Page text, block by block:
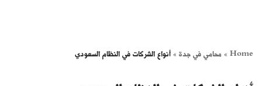
Home
»محامي في جدة »أنواع الشركات في النظام السعودي